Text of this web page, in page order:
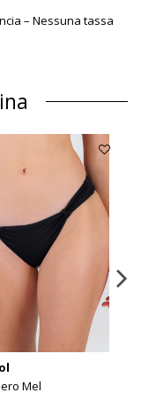
– Nessuna tassa
Mel